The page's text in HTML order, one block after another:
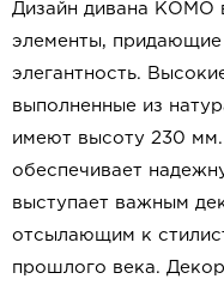
Дизайн дивана КОМО
элементы, придающие
элегантность.
выполненные из
имеют высоту 230 мм.
обеспечивает
выступает важным
отсылающим к
прошлого века.